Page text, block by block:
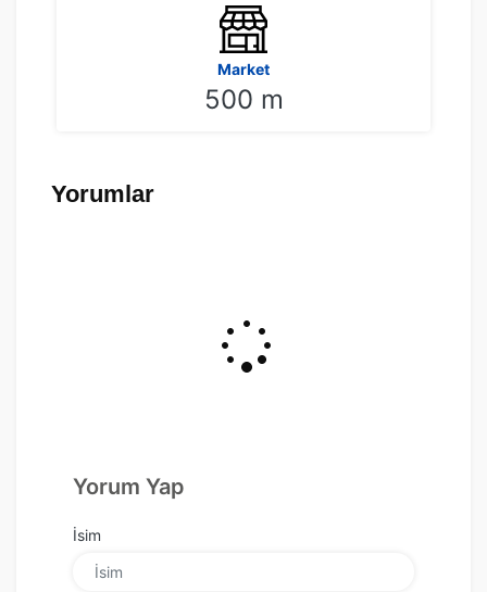
Market
500 m
Yorumlar
Yorum Yap
İsim